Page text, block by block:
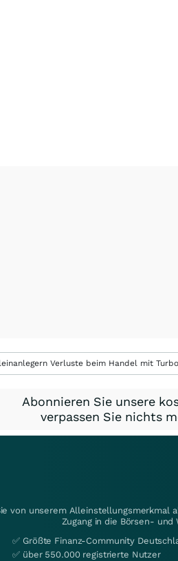
Verluste beim Handel mit
Abonnieren Sie unsere
verpassen Sie nichts
von unserem Alleinstellungsmerkmal
Zugang in die Börsen-
✅ Größte Finanz-Community
✅ über 550.000 registrierte Nutzer